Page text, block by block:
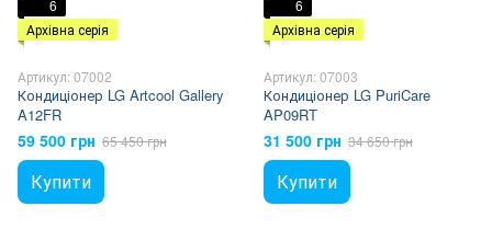
6
Архівна серія
Артикул: 07002
Кондиціонер LG Artcool Gallery
A12FR
59 500 грн 65 450 грн
Купити
6
Архівна серія
Артикул: 07003
Кондиціонер LG PuriCare
AP09RT
31 500 грн 34 650 грн
Купити